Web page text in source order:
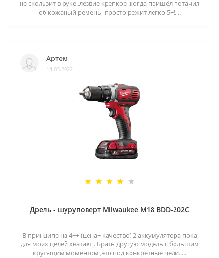
не скользит в руке .лезвие крепкое .когда пришёл потачил
об кожаный ремень -просто режит легко 5+!. ..
Артем
14.03.2022
Дрель - шуруповерт Milwaukee M18 BDD-202C
В принципе на 4++ (цена+ качество) 2 аккумулятора пока
для моих целей хватает . Брать другую модель с большим
крутящим моментом ,это под конкретные цели.....